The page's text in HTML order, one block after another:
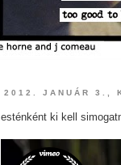
2012. JANUÁR 3.,
esténként ki kell